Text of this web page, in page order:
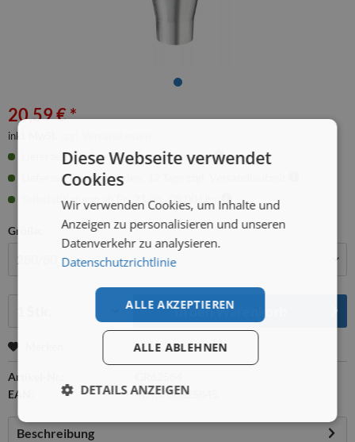
20,59 € *
inkl. MwSt.
Lieferzeit: 12 Tage zzgl. Versandlaufzeit
Lieferzeit Firmenkunden: 12 Tage zzgl. Versandlaufzeit
Selbstabholung: ab Fr., 21.08., 08:00 Uhr
Größe:
In denWarenkorb
Artikel-Nr.:
EAN:
4043706625845
Beschreibung
Diese Webseite verwendet
Cookies
Wir verwenden Cookies, um Inhalte und
Anzeigen zu personalisieren und unseren
Datenverkehr zu analysieren.
Datenschutzrichtlinie
ALLE AKZEPTIEREN
ALLE ABLEHNEN
DETAILS ANZEIGEN